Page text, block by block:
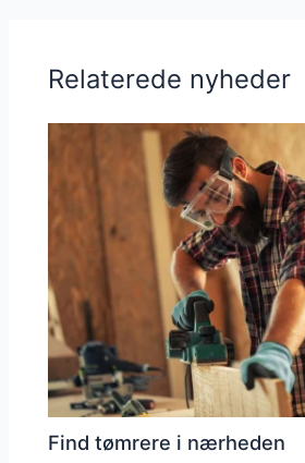
Relaterede nyheder
Find tømrere i nærheden